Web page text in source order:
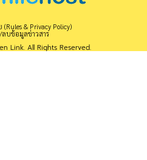
& Privacy Policy)
ลบข้อมูลข่าวสาร
Link. All Rights Reserved.
งคืน